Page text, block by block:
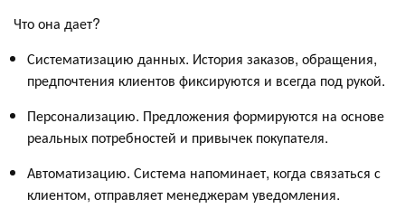
Что она дает?
Систематизацию данных. История заказов, обращения,
предпочтения клиентов фиксируются и всегда под рукой.
Персонализацию. Предложения формируются на основе
реальных потребностей и привычек покупателя.
Автоматизацию. Система напоминает, когда связаться с
клиентом, отправляет менеджерам уведомления.